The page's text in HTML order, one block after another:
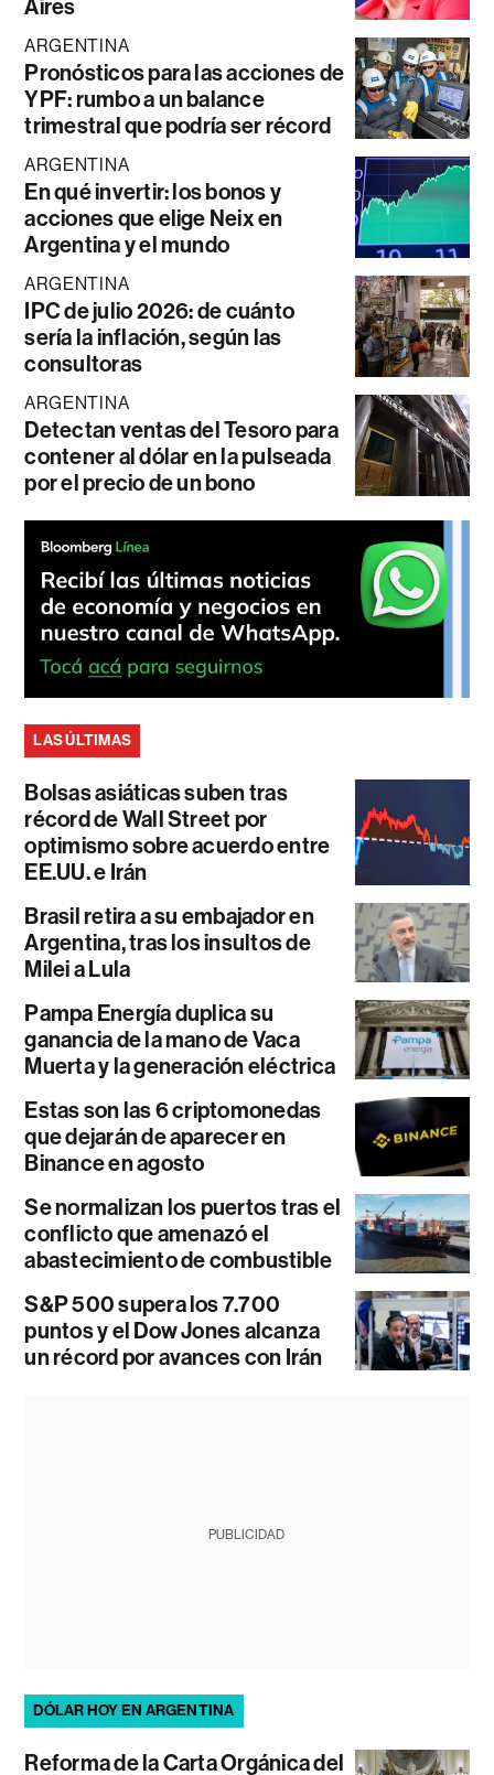
Aires
ARGENTINA
Pronósticos para las acciones de
YPF: rumbo a un balance
trimestral que podría ser récord
ARGENTINA
En qué invertir: los bonos y
acciones que elige Neix en
Argentina y el mundo
ARGENTINA
IPC de julio 2026: de cuánto
sería la inflación, según las
consultoras
ARGENTINA
Detectan ventas del Tesoro para
contener al dólar en la pulseada
por el precio de un bono
LAS ÚLTIMAS
Bolsas asiáticas suben tras
récord de Wall Street por
optimismo sobre acuerdo entre
EE.UU. e Irán
Brasil retira a su embajador en
Argentina, tras los insultos de
Milei a Lula
Pampa Energía duplica su
ganancia de la mano de Vaca
Muerta y la generación eléctrica
Estas son las 6 criptomonedas
que dejarán de aparecer en
Binance en agosto
Se normalizan los puertos tras el
conflicto que amenazó el
abastecimiento de combustible
S&P 500 supera los 7.700
puntos y el Dow Jones alcanza
un récord por avances con Irán
PUBLICIDAD
DÓLAR HOY EN ARGENTINA
Reforma de la Carta Orgánica del